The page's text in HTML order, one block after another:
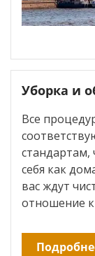
Уборка и
Все
стандартам,
себя как
вас ждут
отношение